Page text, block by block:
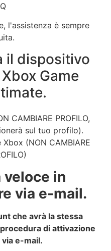
l'assistenza è sempre
il dispositivo
Game
CAMBIARE PROFILO,
sul tuo profilo).
(NON CAMBIARE
veloce in
via e-mail.
che avrà la stessa
di attivazione
e-mail.